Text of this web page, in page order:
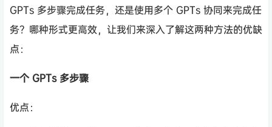
GPTs 多步骤完成任务，还是使用多个 GPTs 协同来完成任
务？哪种形式更高效，让我们来深入了解这两种方法的优缺
点：
一个 GPTs 多步骤
优点：